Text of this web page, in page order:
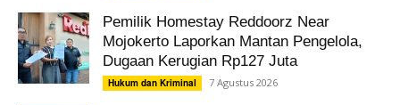
Pemilik Homestay Reddoorz Near
Mojokerto Laporkan Mantan Pengelola,
Dugaan Kerugian Rp127 Juta
Hukum dan Kriminal 7 Agustus 2026